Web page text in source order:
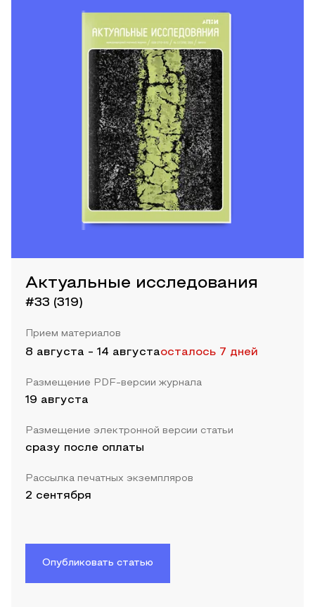
Актуальные исследования
#33 (319)
Прием материалов
8 августа - 14 августаосталось 7 дней
Размещение PDF-версии журнала
19 августа
Размещение электронной версии статьи
сразу после оплаты
Рассылка печатных экземпляров
2 сентября
Опубликовать статью